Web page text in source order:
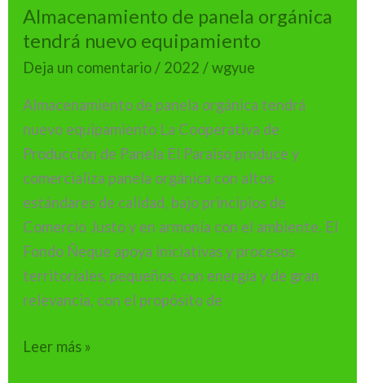
Almacenamiento de panela orgánica
tendrá nuevo equipamiento
Deja un comentario / 2022 /wgyue
Almacenamiento de panela orgánica tendrá
nuevo equipamiento La Cooperativa de
Producción de Panela El Paraíso produce y
comercializa panela orgánica con altos
estándares de calidad, bajo principios de
Comercio Justo y en armonía con el ambiente. El
Fondo Ñeque apoya iniciativas y procesos
territoriales, pequeños, con energía y de gran
relevancia, con el propósito de
panela
orgánica
tendrá
equipamiento
Leer más »